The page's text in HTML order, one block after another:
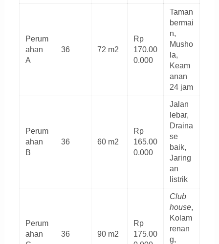
Perum
ahan
A
36 72 m2
Rp
170.00
0.000
Taman
bermai
n,
Musho
la,
Keam
anan
24 jam
Perum
ahan
B
36 60 m2
Rp
165.00
0.000
Jalan
lebar,
Draina
se
baik,
Jaring
an
listrik
Perum
ahan
36 90 m2
Rp
175.00
Club
house,
Kolam
renan
g,